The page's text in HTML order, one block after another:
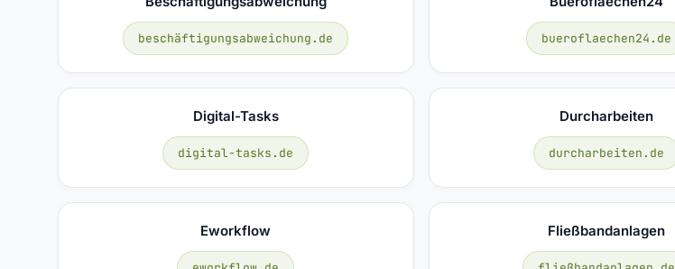
beschäftigungsabweichung.de bueroflaechen24.de
Digital-Tasks
digital-tasks.de
Durcharbeiten
durcharbeiten.de
Eworkflow Fließbandanlagen